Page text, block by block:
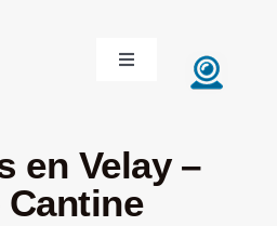
Toggle
Navigation
en Velay –
Cantine